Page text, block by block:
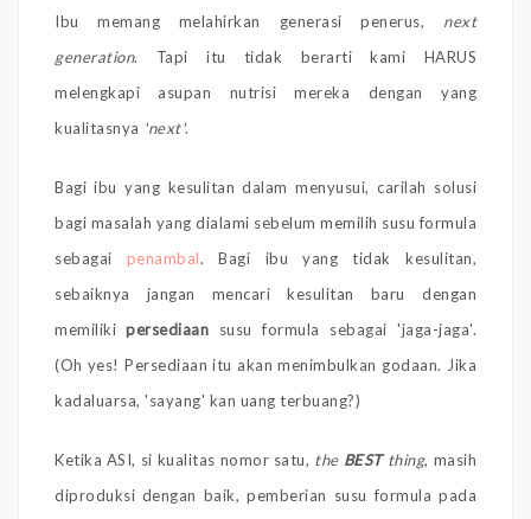
Ibu memang melahirkan generasi penerus, next
generation. Tapi itu tidak berarti kami HARUS
melengkapi asupan nutrisi mereka dengan yang
kualitasnya 'next'.
Bagi ibu yang kesulitan dalam menyusui, carilah solusi
bagi masalah yang dialami sebelum memilih susu formula
sebagai penambal. Bagi ibu yang tidak kesulitan,
sebaiknya jangan mencari kesulitan baru dengan
memilikipersediaan susu formula sebagai 'jaga-jaga'.
(Oh yes! Persediaan itu akan menimbulkan godaan. Jika
kadaluarsa, 'sayang' kan uang terbuang?)
Ketika ASI, si kualitas nomor satu, the BESTthing, masih
diproduksi dengan baik, pemberian susu formula pada